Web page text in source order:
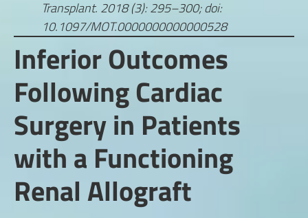
Transplant. 2018 (3): 295–300; doi:
10.1097/MOT.0000000000000528
Inferior Outcomes
Following Cardiac
Surgery in Patients
with a Functioning
Renal Allograft